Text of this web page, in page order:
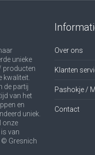
unieke
producten
kwaliteit.
de partij
van het
en
uniek.
onze
van
© Gresnich
Over ons
Klanten
Pashokje /
Contact